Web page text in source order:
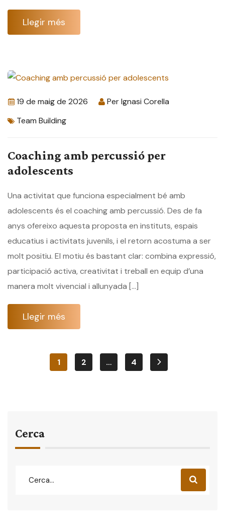
Llegir més
19 de maig de 2026 PerIgnasi Corella
Team Building
Coaching amb percussió per
adolescents
Una activitat que funciona especialment bé amb
adolescents és el coaching amb percussió. Des de fa
anys ofereixo aquesta proposta en instituts, espais
educatius i activitats juvenils, i el retorn acostuma a ser
molt positiu. El motiu és bastant clar: combina expressió,
participació activa, creativitat i treball en equip d’una
manera molt vivencial i allunyada […]
Llegir més
1 2 … 4
Cerca